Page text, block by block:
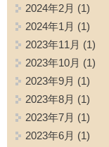
2024年2月 (1)
2024年1月 (1)
2023年11月 (1)
2023年10月 (1)
2023年9月 (1)
2023年8月 (1)
2023年7月 (1)
2023年6月 (1)